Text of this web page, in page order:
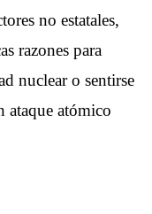
no estatales,
razones para
nuclear o sentirse
ataque atómico